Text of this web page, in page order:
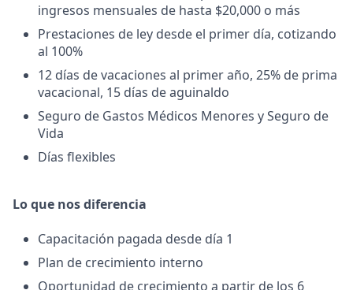
ingresos mensuales de hasta $20,000 o más
Prestaciones de ley desde el primer día, cotizando
al 100%
12 días de vacaciones al primer año, 25% de prima
vacacional, 15 días de aguinaldo
Seguro de Gastos Médicos Menores y Seguro de
Vida
Días flexibles
Lo que nos diferencia
Capacitación pagada desde día 1
Plan de crecimiento interno
Oportunidad de crecimiento a partir de los 6